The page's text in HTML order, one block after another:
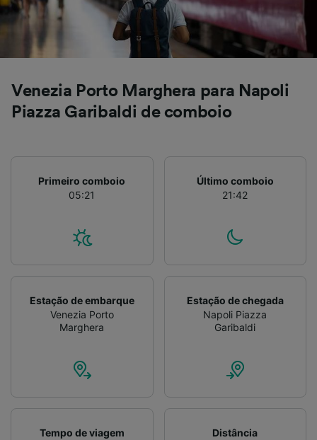
Venezia Porto Marghera para Napoli
Piazza Garibaldi de comboio
Primeiro comboio
05:21
Último comboio
21:42
Estação de embarque
Venezia Porto
Marghera
Estação de chegada
Napoli Piazza
Garibaldi
Tempo de viagem
Distância
Lista de parceiros (fornecedores)